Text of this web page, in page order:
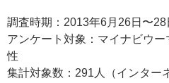
調査時期：2013年6月26日〜28
アンケート対象：マイナビウ
性
集計対象数：291人（インター